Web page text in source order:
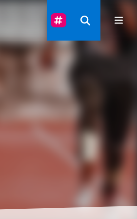
Suivez-Nous